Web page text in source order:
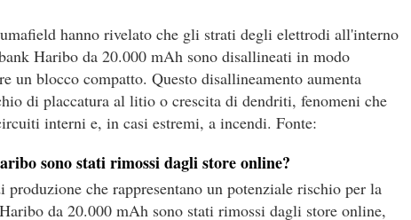
hanno rivelato che gli strati degli elettrodi all'interno
Haribo da 20.000 mAh sono disallineati in modo
un blocco compatto. Questo disallineamento aumenta
di placcatura al litio o crescita di dendriti, fenomeni che
interni e, in casi estremi, a incendi. Fonte:
sono stati rimossi dagli store online?
che rappresentano un potenziale rischio per la
da 20.000 mAh sono stati rimossi dagli store online,